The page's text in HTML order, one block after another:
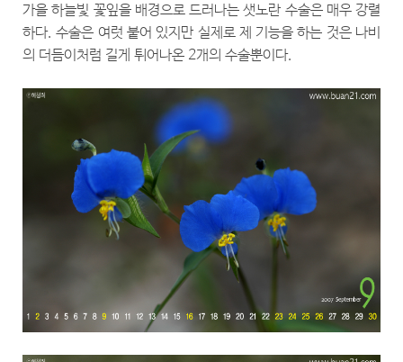
가을 하늘빛 꽃잎을 배경으로 드러나는 샛노란 수술은 매우 강렬
하다. 수술은 여럿 붙어 있지만 실제로 제 기능을 하는 것은 나비
의 더듬이처럼 길게 튀어나온 2개의 수술뿐이다.